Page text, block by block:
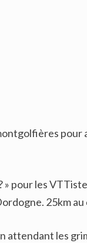
» pour les
25km
attendant les